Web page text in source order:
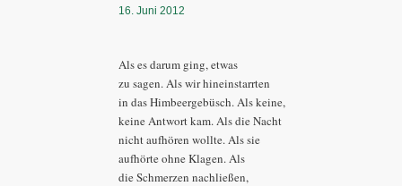
16. Juni 2012
Als es darum ging, etwas
zu sagen. Als wir hineinstarrten
in das Himbeergebüsch. Als keine,
keine Antwort kam. Als die Nacht
nicht aufhören wollte. Als sie
aufhörte ohne Klagen. Als
die Schmerzen nachließen,